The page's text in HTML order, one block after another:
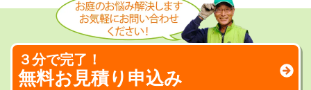
３分で完了！
無料お見積り申込み